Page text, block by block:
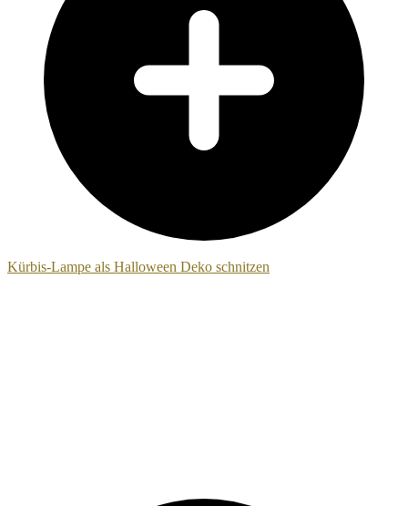
Kürbis-Lampe als Halloween Deko schnitzen